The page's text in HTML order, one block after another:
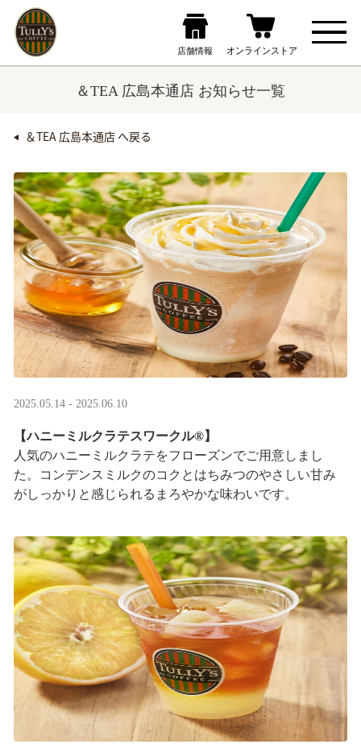
＆TEA 広島本通店 お知らせ一覧
＆TEA 広島本通店 へ戻る
2025.05.14 - 2025.06.10
【ハニーミルクラテスワークル®】
人気のハニーミルクラテをフローズンでご用意しまし
た。コンデンスミルクのコクとはちみつのやさしい甘み
がしっかりと感じられるまろやかな味わいです。